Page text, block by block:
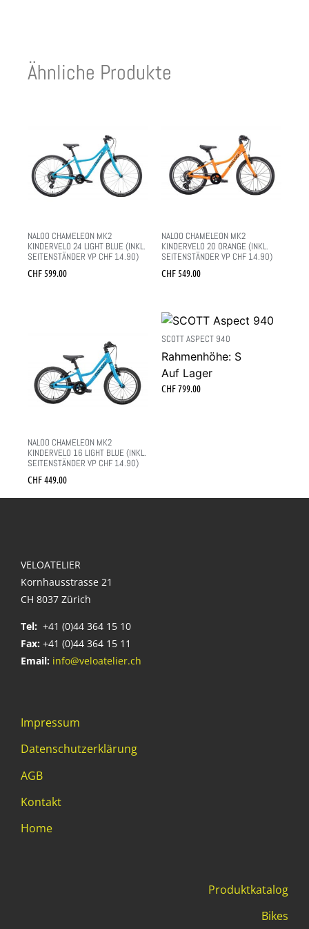
Ähnliche Produkte
NALOO CHAMELEON MK2
KINDERVELO 24 LIGHT BLUE (INKL.
SEITENSTÄNDER VP CHF 14.90)
CHF 599.00
NALOO CHAMELEON MK2
KINDERVELO 20 ORANGE (INKL.
SEITENSTÄNDER VP CHF 14.90)
CHF 549.00
NALOO CHAMELEON MK2
KINDERVELO 16 LIGHT BLUE (INKL.
SEITENSTÄNDER VP CHF 14.90)
CHF449.00
SCOTT ASPECT 940
Rahmenhöhe: S
Auf Lager
CHF799.00
VELOATELIER
Kornhausstrasse 21
CH 8037 Zürich
Tel: +41 (0)44 364 15 10
Fax: +41 (0)44 364 15 11
Email: info@veloatelier.ch
Impressum
Datenschutzerklärung
AGB
Kontakt
Home
Produktkatalog
Bikes